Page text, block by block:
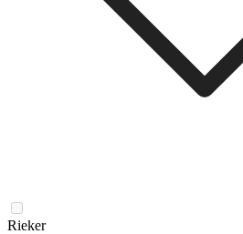
Rieker